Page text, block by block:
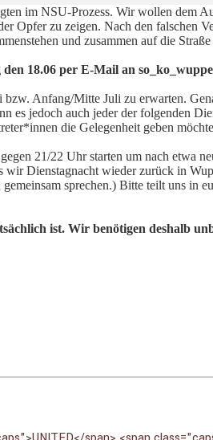
im NSU-Prozess. Wir wollen dem
Opfer zu zeigen. Nach den falschen
und zusammen auf die
18.06 per E-Mail an
Anfang/Mitte Juli zu erwarten.
jedoch auch jeder der folgenden
die Gelegenheit geben
21/22 Uhr starten um nach etwa
Dienstagnacht wieder zurück in
sprechen.) Bitte teilt uns in
ist. Wir benötigen deshalb